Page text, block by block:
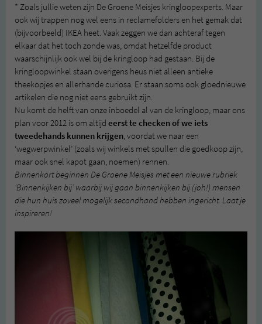
* Zoals jullie weten zijn De Groene Meisjes kringloopexperts. Maar
ook wij trappen nog wel eens in reclamefolders en het gemak dat
(bijvoorbeeld) IKEA heet. Vaak zeggen we dan achteraf tegen
elkaar dat het toch zonde was, omdat hetzelfde product
waarschijnlijk ook wel bij de kringloop had gestaan. Bij de
kringloopwinkel staan overigens heus niet alleen antieke
theekopjes en allerhande curiosa. Er staan soms ook gloednieuwe
artikelen die nog niet eens gebruikt zijn.
Nu komt de helft van onze inboedel al van de kringloop, maar ons
plan voor 2012 is om altijd eerst te checken of we iets
tweedehands kunnen krijgen, voordat we naar een
‘wegwerpwinkel’ (zoals wij winkels met spullen die goedkoop zijn,
maar ook snel kapot gaan, noemen) rennen.
Binnenkort beginnen De Groene Meisjes met een nieuwe rubriek
‘Binnenkijken bij’ waarbij wij gaan binnenkijken bij (joh!) mensen
die hun huis zoveel mogelijk secondhand hebben ingericht. Laat je
inspireren!